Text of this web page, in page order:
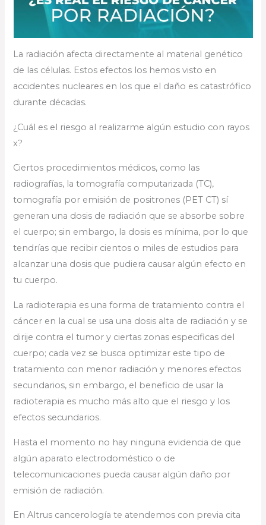
La radiación afecta directamente al material genético
de las células. Estos efectos los hemos visto en
accidentes nucleares en los que el daño es catastrófico
durante décadas.
¿Cuál es el riesgo al realizarme algún estudio con rayos
x?
Ciertos procedimientos médicos, como las
radiografías, la tomografía computarizada (TC),
tomografía por emisión de positrones (PET CT) sí
generan una dosis de radiación que se absorbe sobre
el cuerpo; sin embargo, la dosis es mínima, por lo que
tendrías que recibir cientos o miles de estudios para
alcanzar una dosis que pudiera causar algún efecto en
tu cuerpo.
La radioterapia es una forma de tratamiento contra el
cáncer en la cual se usa una dosis alta de radiación y se
dirije contra el tumor y ciertas zonas especificas del
cuerpo; cada vez se busca optimizar este tipo de
tratamiento con menor radiación y menores efectos
secundarios, sin embargo, el beneficio de usar la
radioterapia es mucho más alto que el riesgo y los
efectos secundarios.
Hasta el momento no hay ninguna evidencia de que
algún aparato electrodoméstico o de
telecomunicaciones pueda causar algún daño por
emisión de radiación.
En Altrus cancerología te atendemos con previa cita